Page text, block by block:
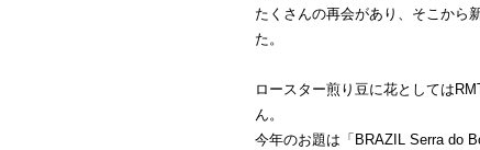
たくさんの再会があり、そこから
た。
ロースター煎り豆に花としては
ん。
今年のお題は「BRAZIL Serra do